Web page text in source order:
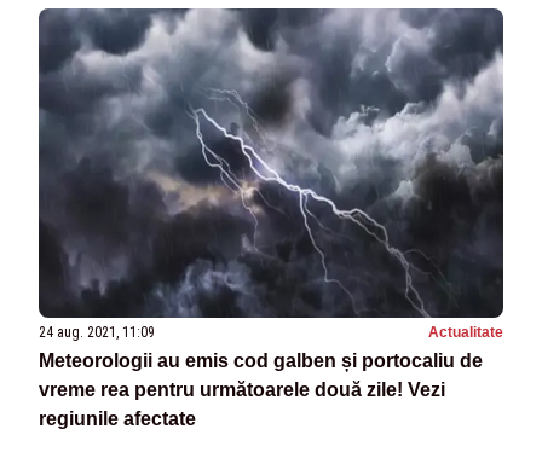
24 aug. 2021, 11:09 Actualitate
Meteorologii au emis cod galben și portocaliu de
vreme rea pentru următoarele două zile! Vezi
regiunile afectate